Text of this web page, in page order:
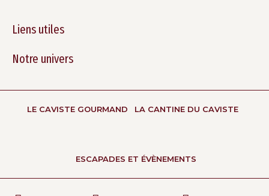
Liens utiles
Notre univers
LE CAVISTE GOURMAND LA CANTINE DU CAVISTE
ESCAPADES ET ÉVÈNEMENTS